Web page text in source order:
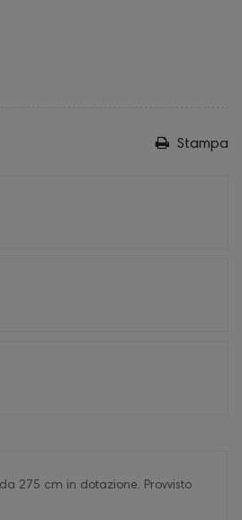
Stampa
275 cm in dotazione. Provvisto